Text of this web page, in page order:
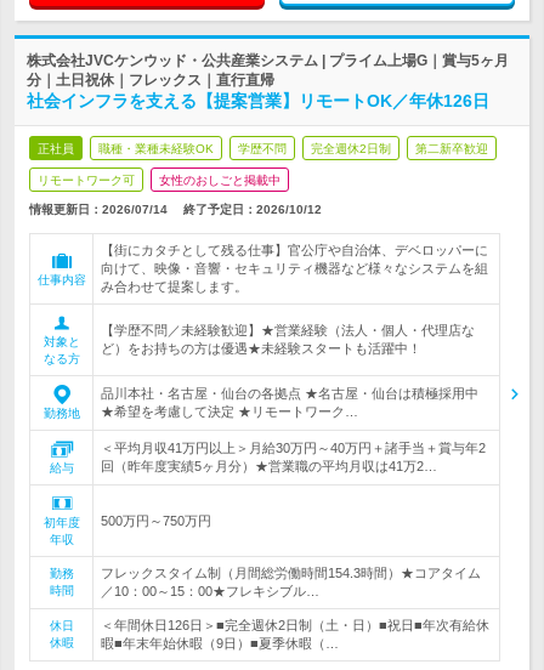
株式会社JVCケンウッド・公共産業システム | プライム上場G｜賞与5ヶ月
分｜土日祝休｜フレックス｜直行直帰
社会インフラを支える【提案営業】リモートOK／年休126日
正社員 職種・業種未経験OK 学歴不問 完全週休2日制 第二新卒歓迎
リモートワーク可 女性のおしごと掲載中
情報更新日：2026/07/14 終了予定日： 2026/10/12
仕事内容
【街にカタチとして残る仕事】官公庁や自治体、デベロッパーに
向けて、映像・音響・セキュリティ機器など様々なシステムを組
み合わせて提案します。
対象と
なる方
【学歴不問／未経験歓迎】★営業経験（法人・個人・代理店な
ど）をお持ちの方は優遇★未経験スタートも活躍中！
勤務地
品川本社・名古屋・仙台の各拠点 ★名古屋・仙台は積極採用中
★希望を考慮して決定 ★リモートワーク…
給与
＜平均月収41万円以上＞月給30万円～40万円＋諸手当＋賞与年2
回（昨年度実績5ヶ月分）★営業職の平均月収は41万2…
初年度
年収
500万円～750万円
勤務
時間
フレックスタイム制（月間総労働時間154.3時間）★コアタイム
／10：00～15：00★フレキシブル…
休日
休暇
＜年間休日126日＞■完全週休2日制（土・日）■祝日■年次有給休
暇■年末年始休暇（9日）■夏季休暇（…